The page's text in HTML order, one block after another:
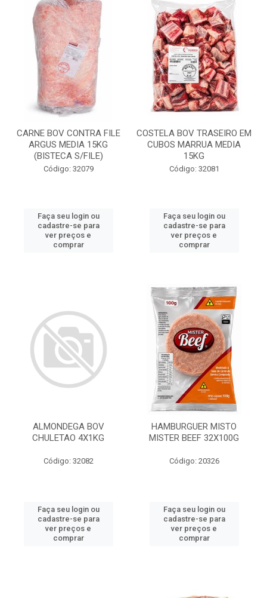
CARNE BOV CONTRA FILE
ARGUS MEDIA 15KG
(BISTECA S/FILE)
Código: 32079
Faça seu login ou
cadastre-se para
ver preços e
comprar
COSTELA BOV TRASEIRO EM
CUBOS MARRUA MEDIA
15KG
Código: 32081
Faça seu login ou
cadastre-se para
ver preços e
comprar
ALMONDEGA BOV
CHULETAO 4X1KG
Código: 32082
Faça seu login ou
cadastre-se para
ver preços e
comprar
HAMBURGUER MISTO
MISTER BEEF 32X100G
Código: 20326
Faça seu login ou
cadastre-se para
ver preços e
comprar